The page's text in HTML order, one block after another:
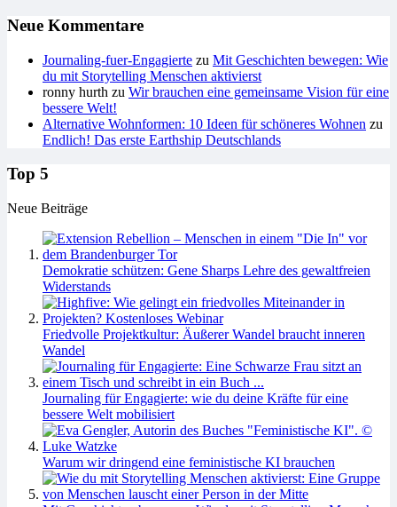
Neue Kommentare
Journaling-fuer-Engagierte zu Mit Geschichten bewegen: Wie
du mit Storytelling Menschen aktivierst
ronny hurth zu Wir brauchen eine gemeinsame Vision für eine
bessere Welt!
Alternative Wohnformen: 10 Ideen für schöneres Wohnen zu
Endlich! Das erste Earthship Deutschlands
Top 5
Neue Beiträge
Demokratie schützen: Gene Sharps Lehre des gewaltfreien
Widerstands
Friedvolle Projektkultur: Äußerer Wandel braucht inneren
Wandel
Journaling für Engagierte: wie du deine Kräfte für eine
bessere Welt mobilisiert
Warum wir dringend eine feministische KI brauchen